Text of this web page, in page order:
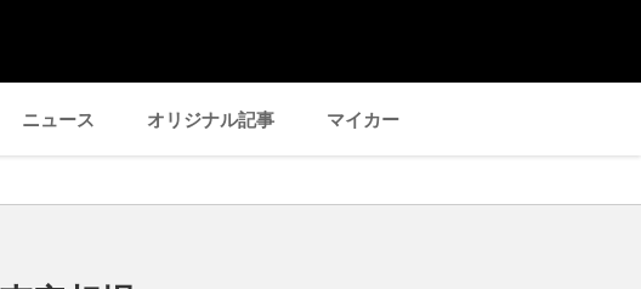
ニュース オリジナル記事 マイカー